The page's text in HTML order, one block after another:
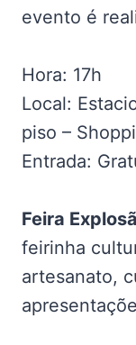
evento é
Hora: 17h
Local:
piso –
Entrada:
Feira
feirinha
artesanato,